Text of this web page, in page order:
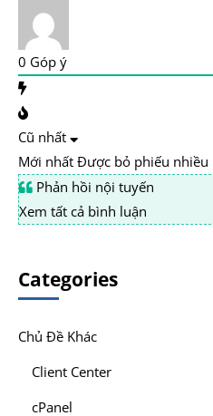
0 Góp ý
Cũ nhất
Mới nhất Được bỏ phiếu nhiều
Phản hồi nội tuyến
Xem tất cả bình luận
Categories
Chủ Đề Khác
Client Center
cPanel